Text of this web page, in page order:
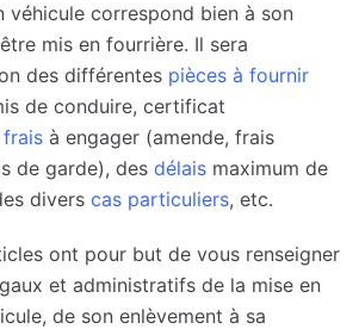
véhicule correspond bien à son
mis en fourrière. Il sera
des différentes pièces à fournir
de conduire, certificat
frais à engager (amende, frais
de garde), des délais maximum de
divers cas particuliers, etc.
ont pour but de vous renseigner
et administratifs de la mise en
de son enlèvement à sa